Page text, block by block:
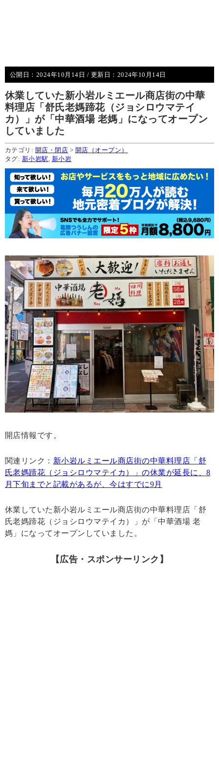
公開日： 2024年10月14日 / 更新日： 2024年10月14日
休業していた新小岩ルミエール商店街の中華
料理店「舒氏老媽蹄花（ジョシロウマテイ
カ）」が「中華酒場 老媽」になってオープン
していました
カテゴリ: 開店・閉店 > 開店（オープン）
タグ: 新小岩駅 新小岩
開店情報です。
関連リンク： 新小岩ルミエール商店街の中華料理店「舒
氏老媽蹄花（ジョシロウマテイカ）」の休業が延長に、8
月下旬までと記載があるが、今はすでに9月
休業していた新小岩ルミエール商店街の中華料理店「舒
氏老媽蹄花（ジョシロウマテイカ）」が「中華酒場 老
媽」になってオープンしていました。
【広告・スポンサーリンク】